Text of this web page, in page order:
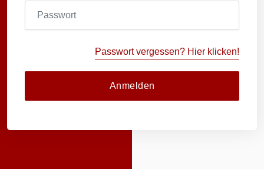
Passwort vergessen? Hier klicken!
Anmelden